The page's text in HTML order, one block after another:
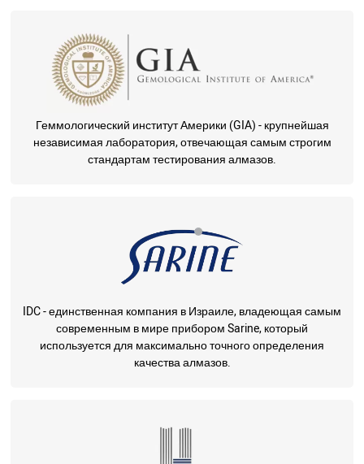
Геммологический институт Америки (GIA) - крупнейшая
независимая лаборатория, отвечающая самым строгим
стандартам тестирования алмазов.
IDC - единственная компания в Израиле, владеющая самым
современным в мире прибором Sarine, который
используется для максимально точного определения
качества алмазов.